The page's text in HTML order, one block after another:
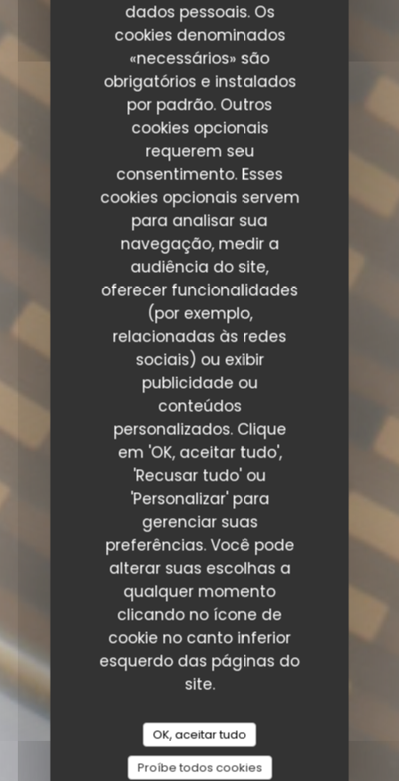
dados pessoais. Os
cookies denominados
«necessários» são
obrigatórios e instalados
por padrão. Outros
cookies opcionais
requerem seu
consentimento. Esses
cookies opcionais servem
para analisar sua
navegação, medir a
audiência do site,
oferecer funcionalidades
(por exemplo,
relacionadas às redes
sociais) ou exibir
publicidade ou
conteúdos
personalizados. Clique
em 'OK, aceitar tudo',
'Recusar tudo' ou
'Personalizar' para
gerenciar suas
preferências. Você pode
alterar suas escolhas a
qualquer momento
clicando no ícone de
cookie no canto inferior
esquerdo das páginas do
site.
OK, aceitar tudo
Proíbe todos cookies